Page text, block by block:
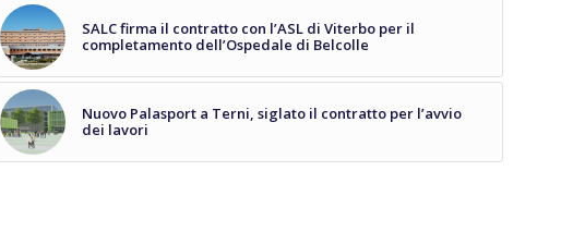
SALC firma il contratto con l’ASL di Viterbo per il
completamento dell’Ospedale di Belcolle
Nuovo Palasport a Terni, siglato il contratto per l’avvio
dei lavori